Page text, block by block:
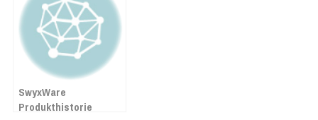
SwyxWare
Produkthistorie